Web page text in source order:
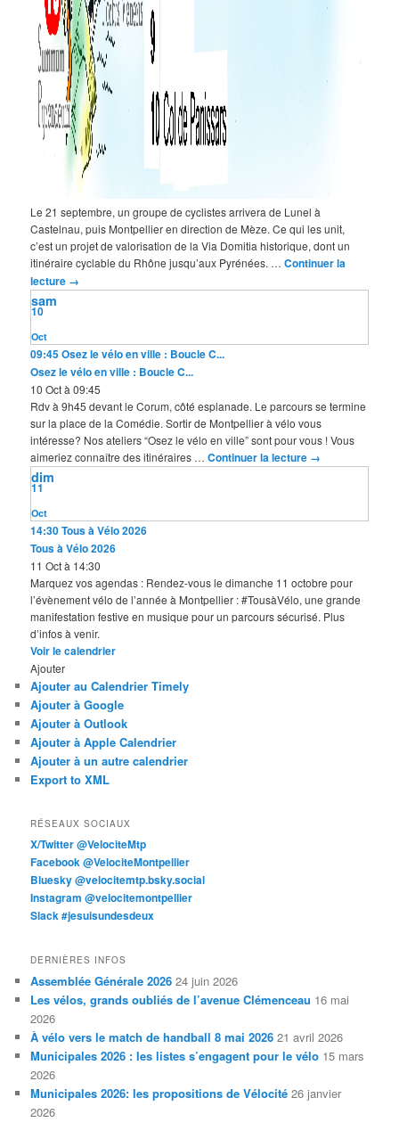
Le 21 septembre, un groupe de cyclistes arrivera de Lunel à
Castelnau, puis Montpellier en direction de Mèze. Ce qui les unit,
c’est un projet de valorisation de la Via Domitia historique, dont un
itinéraire cyclable du Rhône jusqu’aux Pyrénées. …Continuer la
lecture →
Oct
10
sam
09:45Osez le vélo en ville : Boucle C...
Osez le vélo en ville : Boucle C...
10 Oct à 09:45
Rdv à 9h45 devant le Corum, côté esplanade. Le parcours se termine
sur la place de la Comédie. Sortir de Montpellier à vélo vous
intéresse? Nos ateliers “Osez le vélo en ville” sont pour vous ! Vous
aimeriez connaître des itinéraires …Continuer la lecture →
Oct
11
dim
14:30Tous à Vélo 2026
Tous à Vélo 2026
11 Oct à 14:30
Marquez vos agendas : Rendez-vous le dimanche 11 octobre pour
l’évènement vélo de l’année à Montpellier : #TousàVélo, une grande
manifestation festive en musique pour un parcours sécurisé. Plus
d’infos à venir.
Voir le calendrier
Ajouter
Ajouter au Calendrier Timely
Ajouter à Google
Ajouter à Outlook
Ajouter à Apple Calendrier
Ajouter à un autre calendrier
Export to XML
RÉSEAUX SOCIAUX
X/Twitter @VelociteMtp
Facebook @VelociteMontpellier
Bluesky @velocitemtp.bsky.social
Instagram @velocitemontpellier
Slack #jesuisundesdeux
DERNIÈRES INFOS
Assemblée Générale 2026 24 juin 2026
Les vélos, grands oubliés de l’avenue Clémenceau 16 mai
2026
À vélo vers le match de handball 8 mai 2026 21 avril 2026
Municipales 2026 : les listes s’engagent pour le vélo 15 mars
2026
Municipales 2026: les propositions de Vélocité 26 janvier
2026